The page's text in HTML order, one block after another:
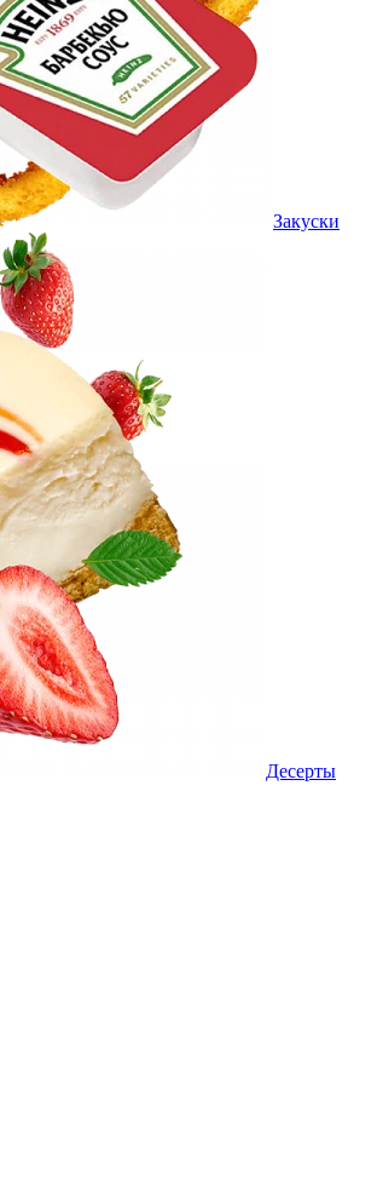
Закуски
Десерты